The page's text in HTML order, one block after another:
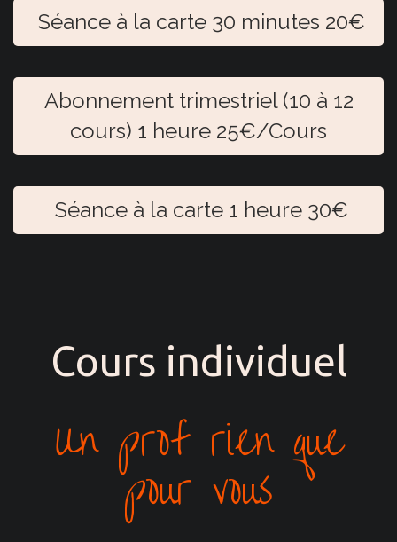
Séance à la carte 30 minutes 20€
Abonnement trimestriel (10 à 12
cours) 1 heure 25€/Cours
Séance à la carte 1 heure 30€
Cours individuel
Un prof rien que
pour vous